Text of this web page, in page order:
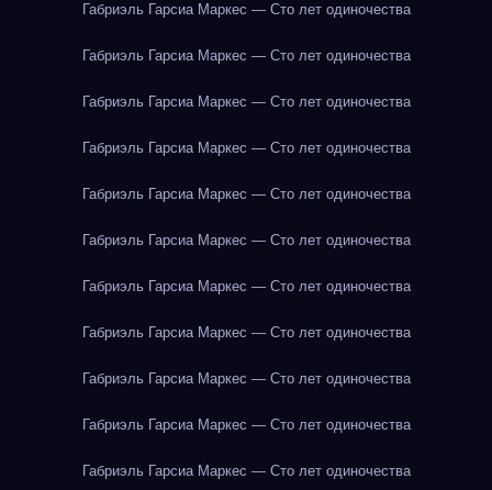
Габриэль Гарсиа Маркес — Сто лет одиночества
Габриэль Гарсиа Маркес — Сто лет одиночества
Габриэль Гарсиа Маркес — Сто лет одиночества
Габриэль Гарсиа Маркес — Сто лет одиночества
Габриэль Гарсиа Маркес — Сто лет одиночества
Габриэль Гарсиа Маркес — Сто лет одиночества
Габриэль Гарсиа Маркес — Сто лет одиночества
Габриэль Гарсиа Маркес — Сто лет одиночества
Габриэль Гарсиа Маркес — Сто лет одиночества
Габриэль Гарсиа Маркес — Сто лет одиночества
Габриэль Гарсиа Маркес — Сто лет одиночества